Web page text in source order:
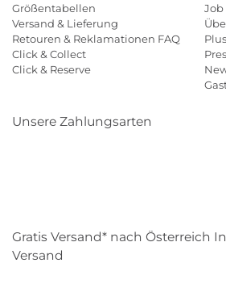
Größentabellen
Versand & Lieferung
Retouren & Reklamationen FAQ
Click & Collect
Click & Reserve
Job
Unsere Zahlungsarten
Gratis Versand* nach Österreich
Versand